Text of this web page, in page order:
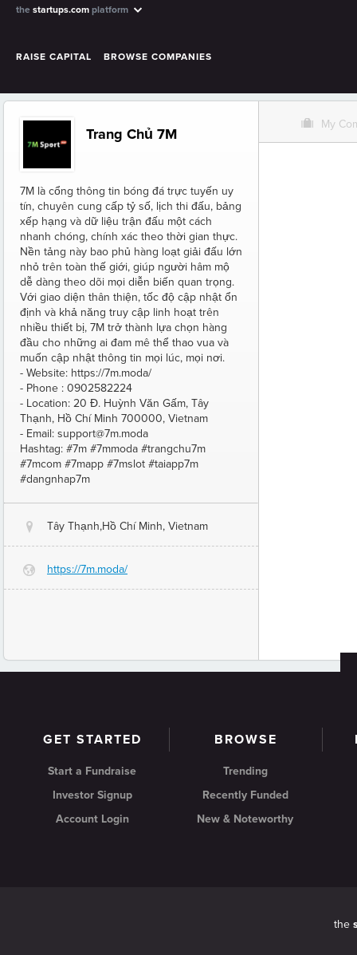
the startups.com platform
RAISE CAPITAL BROWSE COMPANIES
Trang Chủ 7M
7M là cổng thông tin bóng đá trực tuyến uy
tín, chuyên cung cấp tỷ số, lịch thi đấu, bảng
xếp hạng và dữ liệu trận đấu một cách
nhanh chóng, chính xác theo thời gian thực.
Nền tảng này bao phủ hàng loạt giải đấu lớn
nhỏ trên toàn thế giới, giúp người hâm mộ
dễ dàng theo dõi mọi diễn biến quan trọng.
Với giao diện thân thiện, tốc độ cập nhật ổn
định và khả năng truy cập linh hoạt trên
nhiều thiết bị, 7M trở thành lựa chọn hàng
đầu cho những ai đam mê thể thao vua và
muốn cập nhật thông tin mọi lúc, mọi nơi.
- Website: https://7m.moda/
- Phone : 0902582224
- Location: 20 Đ. Huỳnh Văn Gấm, Tây
Thạnh, Hồ Chí Minh 700000, Vietnam
- Email: support@7m.moda
Hashtag: #7m #7mmoda #trangchu7m
#7mcom #7mapp #7mslot #taiapp7m
#dangnhap7m
@ Tây Thạnh,Hồ Chí Minh, Vietnam
G https://7m.moda/
O My
GET STARTED
Start a Fundraise
Investor Signup
Account Login
BROWSE
Trending
Recently Funded
New & Noteworthy
the